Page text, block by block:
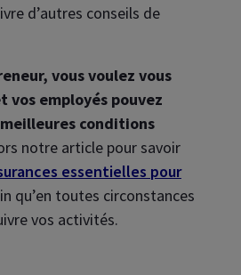
d’autres conseils de
vous voulez vous
vos employés pouvez
conditions
notre article pour savoir
essentielles pour
qu’en toutes circonstances
vos activités.